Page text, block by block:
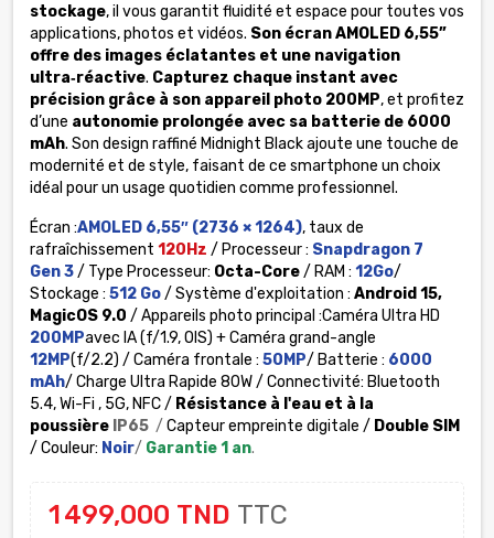
stockage, il vous garantit fluidité et espace pour toutes vos
applications, photos et vidéos. Son écran AMOLED 6,55”
offre des images éclatantes et une navigation
ultra‑réactive. Capturez chaque instant avec
précision grâce à son appareil photo 200MP, et profitez
d’une autonomie prolongée avec sa batterie de 6000
mAh. Son design raffiné Midnight Black ajoute une touche de
modernité et de style, faisant de ce smartphone un choix
idéal pour un usage quotidien comme professionnel.
Écran :AMOLED 6,55″ (2736 × 1264), taux de
rafraîchissement 120Hz / Processeur : Snapdragon 7
Gen3/ Type Processeur: Octa-Core/ RAM : 12Go/
Stockage : 512 Go/ Système d'exploitation : Android 15,
MagicOS 9.0 / Appareils photo principal :Caméra Ultra HD
200MPavec IA (f/1.9, OIS) + Caméra grand-angle
12MP(f/2.2) / Caméra frontale : 50MP/ Batterie : 6000
mAh/ Charge Ultra Rapide 80W / Connectivité: Bluetooth
5.4, Wi-Fi , 5G, NFC / Résistance à l'eau et à la
poussière IP65 / Capteur empreinte digitale / Double SIM
/ Couleur: Noir/ Garantie 1 an.
1 499,000 TND TTC